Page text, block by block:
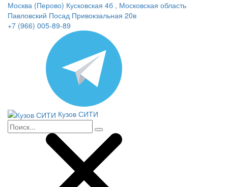
Москва (Перово) Кусковская 4б , Московская область
Павловский Посад Привокзальная 20в
+7 (966) 005-89-89
Кузов СИТИ